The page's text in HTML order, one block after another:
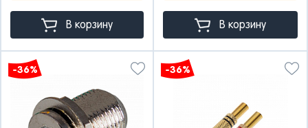
В корзину В корзину
-36% -36%